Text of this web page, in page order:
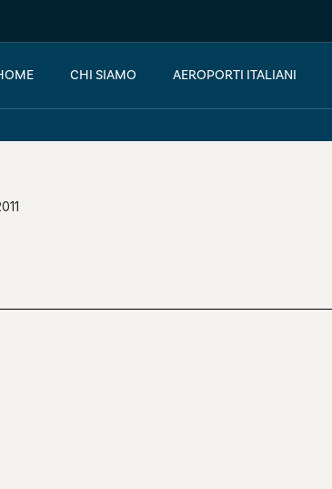
CHI SIAMO AEROPORTI ITALIANI